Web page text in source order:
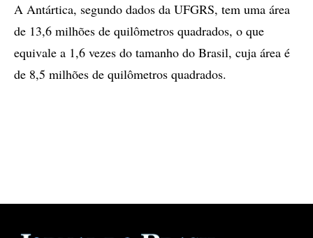
A Antártica, segundo dados da UFGRS, tem uma área
de 13,6 milhões de quilômetros quadrados, o que
equivale a 1,6 vezes do tamanho do Brasil, cuja área é
de 8,5 milhões de quilômetros quadrados.